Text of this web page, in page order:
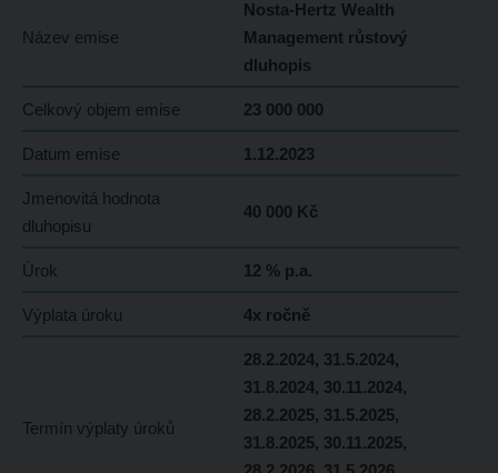
Název emise
Nosta-Hertz Wealth
Management růstový
dluhopis
Celkový objem emise 23 000 000
Datum emise 1.12.2023
Jmenovitá hodnota
dluhopisu
40 000 Kč
Úrok 12 % p.a.
Výplata úroku 4x ročně
Termín výplaty úroků
28.2.2024, 31.5.2024,
31.8.2024, 30.11.2024,
28.2.2025, 31.5.2025,
31.8.2025, 30.11.2025,